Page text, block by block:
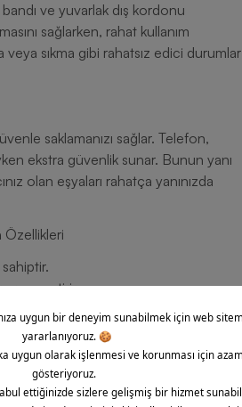
ve yuvarlak dış kordonu
sağlarken, rahat kullanım
sıkma gibi rahatsız edici durumlar
saklamanızı sağlar. Telefon,
ekstra güvenlik sunar. Bunun yanı
olan eşyaları rahatça yanınızda
Özellikleri
araya getirir.
konfor sunar.